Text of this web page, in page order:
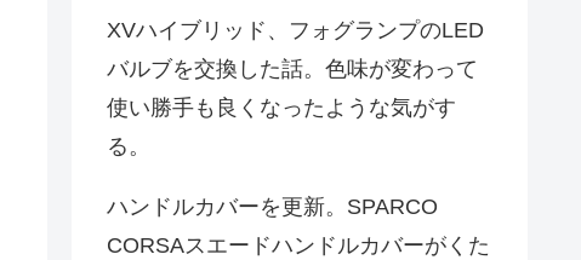
XVハイブリッド、フォグランプのLED
バルブを交換した話。色味が変わって
使い勝手も良くなったような気がす
る。
ハンドルカバーを更新。SPARCO
CORSAスエードハンドルカバーがくた